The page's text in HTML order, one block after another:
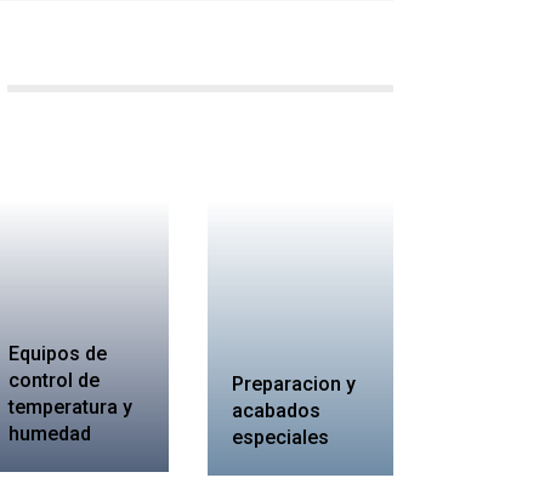
Equipos de
control de
temperatura y
humedad
Preparacion y
acabados
especiales